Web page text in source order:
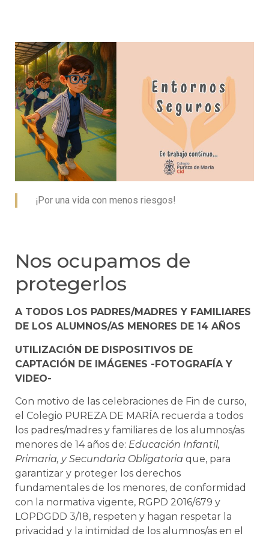
¡Por una vida con menos riesgos!
Nos ocupamos de
protegerlos
A TODOS LOS PADRES/MADRES Y FAMILIARES
DE LOS ALUMNOS/AS MENORES DE 14 AÑOS
UTILIZACIÓN DE DISPOSITIVOS DE
CAPTACIÓN DE IMÁGENES -FOTOGRAFÍA Y
VIDEO-
Con motivo de las celebraciones de Fin de curso,
el Colegio PUREZA DE MARÍA recuerda a todos
los padres/madres y familiares de los alumnos/as
menores de 14 años de: Educación Infantil,
Primaria, y Secundaria Obligatoria que, para
garantizar y proteger los derechos
fundamentales de los menores, de conformidad
con la normativa vigente, RGPD 2016/679 y
LOPDGDD 3/18, respeten y hagan respetar la
privacidad y la intimidad de los alumnos/as en el